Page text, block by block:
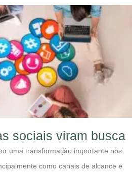
sociais viram busca
uma transformação importante nos
como canais de alcance e